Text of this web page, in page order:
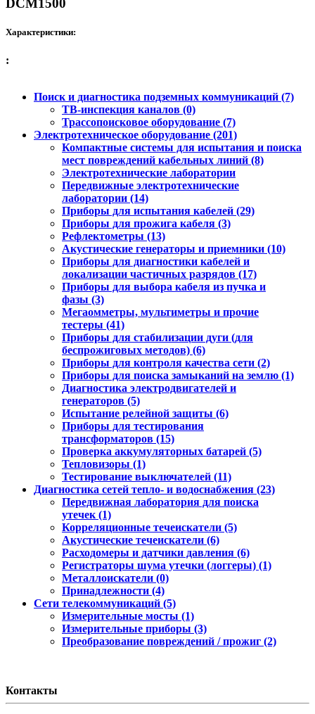
DCM1500
Характеристики:
:
Поиск и диагностика подземных коммуникаций (7)
ТВ-инспекция каналов (0)
Трассопоисковое оборудование (7)
Электротехническое оборудование (201)
Компактные системы для испытания и поиска
мест повреждений кабельных линий (8)
Электротехнические лаборатории
Передвижные электротехнические
лаборатории (14)
Приборы для испытания кабелей (29)
Приборы для прожига кабеля (3)
Рефлектометры (13)
Акустические генераторы и приемники (10)
Приборы для диагностики кабелей и
локализации частичных разрядов (17)
Приборы для выбора кабеля из пучка и
фазы (3)
Мегаомметры, мультиметры и прочие
тестеры (41)
Приборы для стабилизации дуги (для
беспрожиговых методов) (6)
Приборы для контроля качества сети (2)
Приборы для поиска замыканий на землю (1)
Диагностика электродвигателей и
генераторов (5)
Испытание релейной защиты (6)
Приборы для тестирования
трансформаторов (15)
Проверка аккумуляторных батарей (5)
Тепловизоры (1)
Тестирование выключателей (11)
Диагностика сетей тепло- и водоснабжения (23)
Передвижная лаборатория для поиска
утечек (1)
Корреляционные течеискатели (5)
Акустические течеискатели (6)
Расходомеры и датчики давления (6)
Регистраторы шума утечки (логгеры) (1)
Металлоискатели (0)
Принадлежности (4)
Сети телекоммуникаций (5)
Измерительные мосты (1)
Измерительные приборы (3)
Преобразование повреждений / прожиг (2)
Контакты